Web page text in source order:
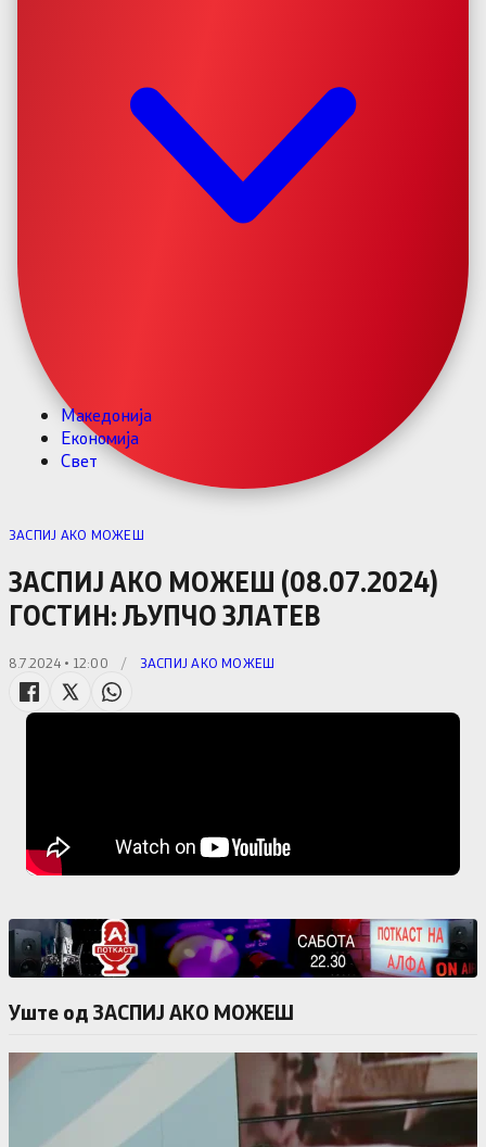
Македонија
Економија
Свет
ЗАСПИЈ АКО МОЖЕШ
ЗАСПИЈ АКО МОЖЕШ (08.07.2024)
ГОСТИН: ЉУПЧО ЗЛАТЕВ
8.7.2024 • 12:00 / ЗАСПИЈ АКО МОЖЕШ
Уште од ЗАСПИЈ АКО МОЖЕШ